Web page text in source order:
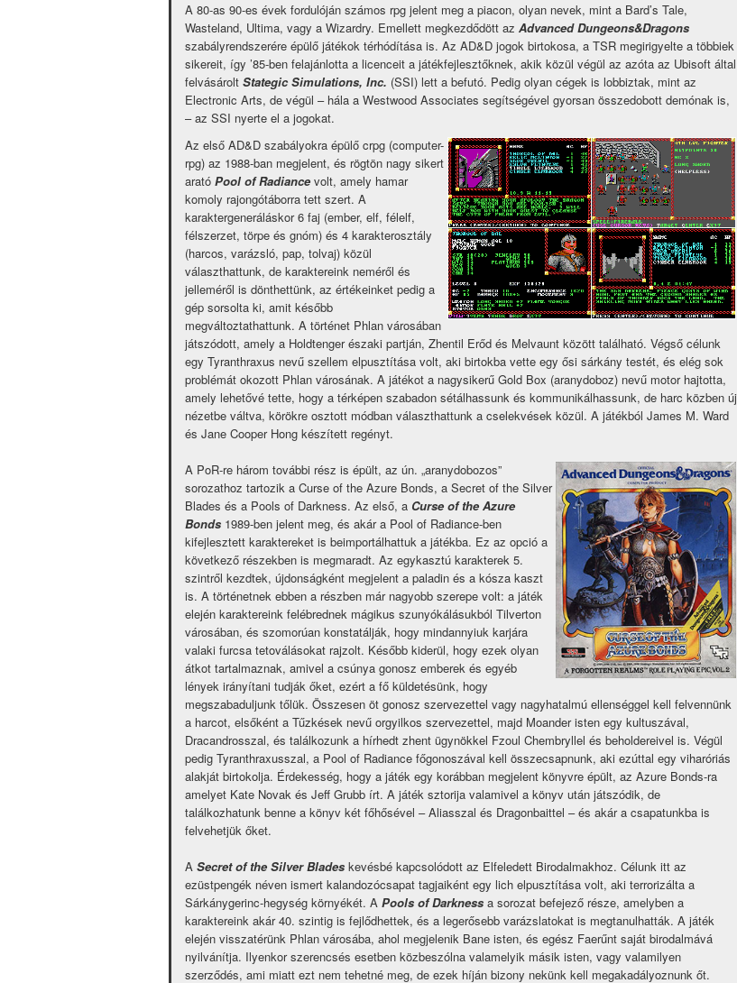
A 80-as 90-es évek fordulóján számos rpg jelent meg a piacon, olyan nevek, mint a Bard’s Tale,
Wasteland, Ultima, vagy a Wizardry. Emellett megkezdődött az Advanced Dungeons&Dragons
szabályrendszerére épülő játékok térhódítása is. Az AD&D jogok birtokosa, a TSR megirigyelte a többiek
sikereit, így ’85-ben felajánlotta a licenceit a játékfejlesztőknek, akik közül végül az azóta az Ubisoft által
felvásárolt Stategic Simulations, Inc. (SSI) lett a befutó. Pedig olyan cégek is lobbiztak, mint az
Electronic Arts, de végül – hála a Westwood Associates segítségével gyorsan összedobott demónak is,
– az SSI nyerte el a jogokat.
Az első AD&D szabályokra épülő crpg (computer-
rpg) az 1988-ban megjelent, és rögtön nagy sikert
arató Pool of Radiance volt, amely hamar
komoly rajongótáborra tett szert. A
karaktergeneráláskor 6 faj (ember, elf, félelf,
félszerzet, törpe és gnóm) és 4 karakterosztály
(harcos, varázsló, pap, tolvaj) közül
választhattunk, de karaktereink neméről és
jelleméről is dönthettünk, az értékeinket pedig a
gép sorsolta ki, amit később
megváltoztathattunk. A történet Phlan városában
játszódott, amely a Holdtenger északi partján, Zhentil Erőd és Melvaunt között található. Végső célunk
egy Tyranthraxus nevű szellem elpusztítása volt, aki birtokba vette egy ősi sárkány testét, és elég sok
problémát okozott Phlan városának. A játékot a nagysikerű Gold Box (aranydoboz) nevű motor hajtotta,
amely lehetővé tette, hogy a térképen szabadon sétálhassunk és kommunikálhassunk, de harc közben új
nézetbe váltva, körökre osztott módban választhattunk a cselekvések közül. A játékból James M. Ward
és Jane Cooper Hong készített regényt.
A PoR-re három további rész is épült, az ún. „aranydobozos”
sorozathoz tartozik a Curse of the Azure Bonds, a Secret of the Silver
Blades és a Pools of Darkness. Az első, a Curse of the Azure
Bonds 1989-ben jelent meg, és akár a Pool of Radiance-ben
kifejlesztett karaktereket is beimportálhattuk a játékba. Ez az opció a
következő részekben is megmaradt. Az egykasztú karakterek 5.
szintről kezdtek, újdonságként megjelent a paladin és a kósza kaszt
is. A történetnek ebben a részben már nagyobb szerepe volt: a játék
elején karaktereink felébrednek mágikus szunyókálásukból Tilverton
városában, és szomorúan konstatálják, hogy mindannyiuk karjára
valaki furcsa tetoválásokat rajzolt. Később kiderül, hogy ezek olyan
átkot tartalmaznak, amivel a csúnya gonosz emberek és egyéb
lények irányítani tudják őket, ezért a fő küldetésünk, hogy
megszabaduljunk tőlük. Összesen öt gonosz szervezettel vagy nagyhatalmú ellenséggel kell felvennünk
a harcot, elsőként a Tűzkések nevű orgyilkos szervezettel, majd Moander isten egy kultuszával,
Dracandrosszal, és találkozunk a hírhedt zhent ügynökkel Fzoul Chembryllel és beholdereivel is. Végül
pedig Tyranthraxusszal, a Pool of Radiance főgonoszával kell összecsapnunk, aki ezúttal egy viharóriás
alakját birtokolja. Érdekesség, hogy a játék egy korábban megjelent könyvre épült, az Azure Bonds-ra
amelyet Kate Novak és Jeff Grubb írt. A játék sztorija valamivel a könyv után játszódik, de
találkozhatunk benne a könyv két főhősével – Aliasszal és Dragonbaittel – és akár a csapatunkba is
felvehetjük őket.
A Secret of the Silver Blades kevésbé kapcsolódott az Elfeledett Birodalmakhoz. Célunk itt az
ezüstpengék néven ismert kalandozócsapat tagjaiként egy lich elpusztítása volt, aki terrorizálta a
Sárkánygerinc-hegység környékét. A Pools of Darkness a sorozat befejező része, amelyben a
karaktereink akár 40. szintig is fejlődhettek, és a legerősebb varázslatokat is megtanulhatták. A játék
elején visszatérünk Phlan városába, ahol megjelenik Bane isten, és egész Faerűnt saját birodalmává
nyilvánítja. Ilyenkor szerencsés esetben közbeszólna valamelyik másik isten, vagy valamilyen
szerződés, ami miatt ezt nem tehetné meg, de ezek híján bizony nekünk kell megakadályoznunk őt.